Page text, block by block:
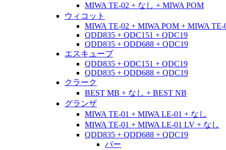
MIWA TE-02 + なし + MIWA POM
ウィコット
MIWA TE-02 + MIWA POM + MIWA TE-
QDD835 + QDC151 + QDC19
QDD835 + QDD688 + QDC19
エスキューブ
QDD835 + QDC151 + QDC19
QDD835 + QDD688 + QDC19
クラーク
BEST MB + なし + BEST NB
グランザ
MIWA TE-01 + MIWA LE-01 + なし
MIWA TE-01 + MIWA LE-01 LV + なし
QDD835 + QDD688 + QDC19
バー